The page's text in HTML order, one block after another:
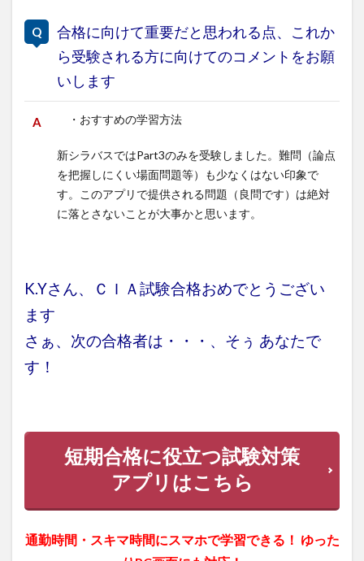
合格に向けて重要だと思われる点、これか
ら受験される方に向けてのコメントをお願
いします
・おすすめの学習方法
新シラバスではPart3のみを受験しました。難問（論点
を把握しにくい場面問題等）も少なくはない印象で
す。このアプリで提供される問題（良問です）は絶対
に落とさないことが大事かと思います。
K.Yさん、ＣＩＡ試験合格おめでとうござい
ます
さぁ、次の合格者は・・・、そぅ あなたで
す！
短期合格に役立つ試験対策
アプリはこちら
通勤時間・スキマ時間にスマホで学習できる！ ゆった